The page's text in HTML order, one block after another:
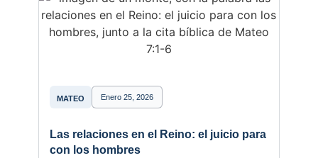
MATEO Enero 25, 2026
Las relaciones en el Reino: el juicio para
con los hombres